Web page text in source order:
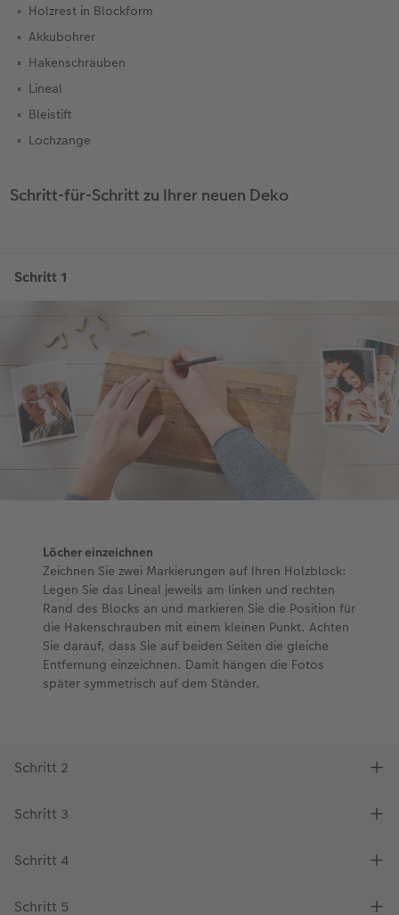
Holzrest in Blockform
Akkubohrer
Hakenschrauben
Lineal
Bleistift
Lochzange
Schritt-für-Schritt zu Ihrer neuen Deko